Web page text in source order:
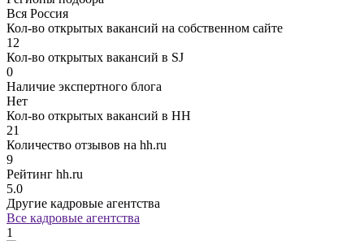
Вся Россия
Кол-во открытых вакансий на собственном сайте
12
Кол-во открытых вакансий в SJ
0
Наличие экспертного блога
Нет
Кол-во открытых вакансий в HH
21
Количество отзывов на hh.ru
9
Рейтинг hh.ru
5.0
Другие кадровые агентства
Все кадровые агентства
1